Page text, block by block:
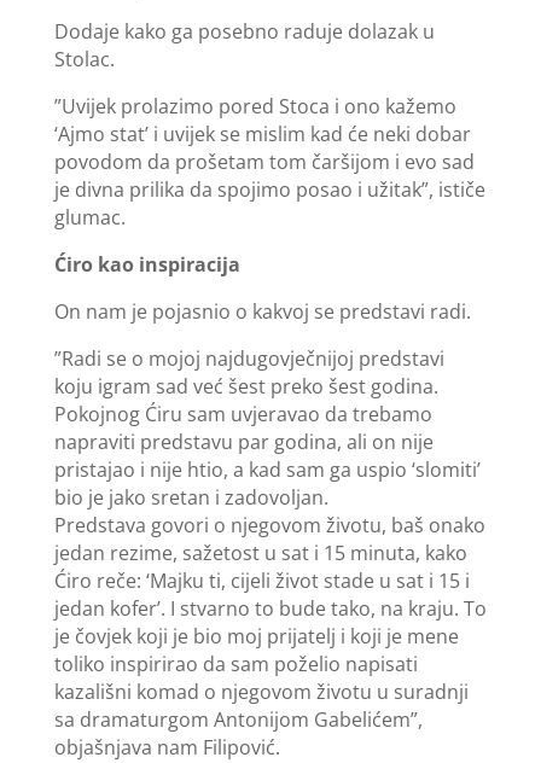
Dodaje kako ga posebno raduje dolazak u
Stolac.
”Uvijek prolazimo pored Stoca i ono kažemo
‘Ajmo stat’ i uvijek se mislim kad će neki dobar
povodom da prošetam tom čaršijom i evo sad
je divna prilika da spojimo posao i užitak”, ističe
glumac.
Ćiro kao inspiracija
On nam je pojasnio o kakvoj se predstavi radi.
”Radi se o mojoj najdugovječnijoj predstavi
koju igram sad već šest preko šest godina.
Pokojnog Ćiru sam uvjeravao da trebamo
napraviti predstavu par godina, ali on nije
pristajao i nije htio, a kad sam ga uspio ‘slomiti’
bio je jako sretan i zadovoljan.
Predstava govori o njegovom životu, baš onako
jedan rezime, sažetost u sat i 15 minuta, kako
Ćiro reče: ‘Majku ti, cijeli život stade u sat i 15 i
jedan kofer’. I stvarno to bude tako, na kraju. To
je čovjek koji je bio moj prijatelj i koji je mene
toliko inspirirao da sam poželio napisati
kazališni komad o njegovom životu u suradnji
sa dramaturgom Antonijom Gabelićem”,
objašnjava nam Filipović.